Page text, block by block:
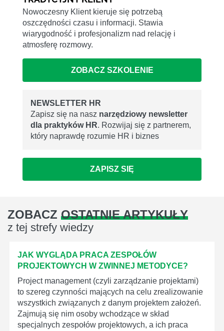
Nowoczesny Klient kieruje się potrzebą
oszczędności czasu i informacji. Stawia
wiarygodność i profesjonalizm nad relację i
atmosferę rozmowy.
ZOBACZ SZKOLENIE
NEWSLETTER HR
Zapisz się na nasz narzędziowy newsletter
dla praktyków HR. Rozwijaj się z partnerem,
który naprawdę rozumie HR i biznes
ZAPISZ SIĘ
ZOBACZ OSTATNIE ARTYKUŁY
z tej strefy wiedzy
JAK WYGLĄDA PRACA ZESPOŁÓW
PROJEKTOWYCH W ZWINNEJ METODYCE?
Project management (czyli zarządzanie projektami)
to szereg czynności mających na celu zrealizowanie
wszystkich związanych z danym projektem założeń.
Zajmują się nim osoby wchodzące w skład
specjalnych zespołów projektowych, a ich praca